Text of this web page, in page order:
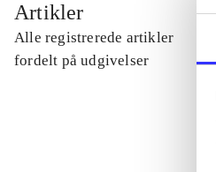
Artikler
Alle registrerede artikler
fordelt på udgivelser